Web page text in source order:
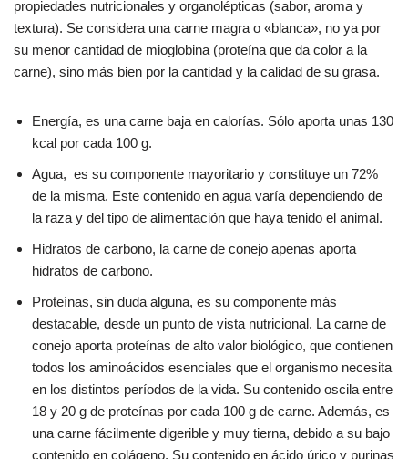
propiedades nutricionales y organolépticas (sabor, aroma y
textura). Se considera una carne magra o «blanca», no ya por
su menor cantidad de mioglobina (proteína que da color a la
carne), sino más bien por la cantidad y la calidad de su grasa.
Energía, es una carne baja en calorías. Sólo aporta unas 130
kcal por cada 100 g.
Agua, es su componente mayoritario y constituye un 72%
de la misma. Este contenido en agua varía dependiendo de
la raza y del tipo de alimentación que haya tenido el animal.
Hidratos de carbono, la carne de conejo apenas aporta
hidratos de carbono.
Proteínas, sin duda alguna, es su componente más
destacable, desde un punto de vista nutricional. La carne de
conejo aporta proteínas de alto valor biológico, que contienen
todos los aminoácidos esenciales que el organismo necesita
en los distintos períodos de la vida. Su contenido oscila entre
18 y 20 g de proteínas por cada 100 g de carne. Además, es
una carne fácilmente digerible y muy tierna, debido a su bajo
contenido en colágeno. Su contenido en ácido úrico y purinas